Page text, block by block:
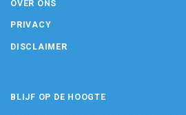
OVER ONS
PRIVACY
DISCLAIMER
BLIJF OP DE HOOGTE